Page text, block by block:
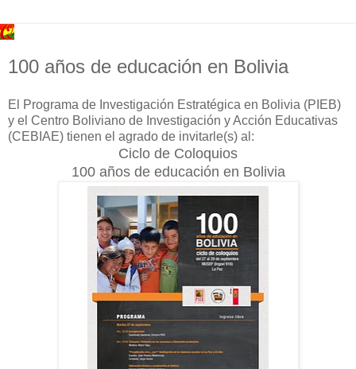
100 años de educación en Bolivia
El Programa de Investigación Estratégica en Bolivia (PIEB)
y el Centro Boliviano de Investigación y Acción Educativas
(CEBIAE) tienen el agrado de invitarle(s) al:
Ciclo de Coloquios
100 años de educación en Bolivia